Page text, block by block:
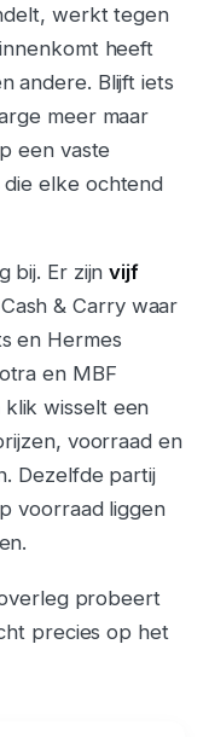
werkt tegen
heeft
andere. Blijft iets
meer maar
een vaste
die elke ochtend
bij. Er zijnvijf
& Carry waar
en Hermes
en MBF
klik wisselt een
voorraad en
Dezelfde partij
voorraad liggen
probeert
precies op het